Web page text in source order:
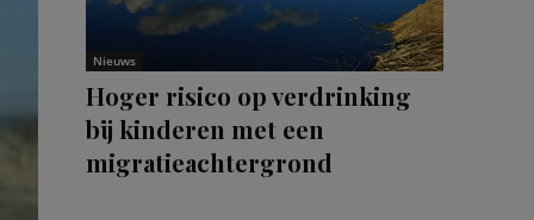
Nieuws
Hoger risico op verdrinking
bij kinderen met een
migratieachtergrond